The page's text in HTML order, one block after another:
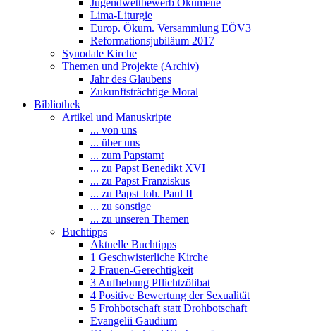
Jugendwettbewerb Ökumene
Lima-Liturgie
Europ. Ökum. Versammlung EÖV3
Reformationsjubiläum 2017
Synodale Kirche
Themen und Projekte (Archiv)
Jahr des Glaubens
Zukunftsträchtige Moral
Bibliothek
Artikel und Manuskripte
... von uns
... über uns
... zum Papstamt
... zu Papst Benedikt XVI
... zu Papst Franziskus
... zu Papst Joh. Paul II
... zu sonstige
... zu unseren Themen
Buchtipps
Aktuelle Buchtipps
1 Geschwisterliche Kirche
2 Frauen-Gerechtigkeit
3 Aufhebung Pflichtzölibat
4 Positive Bewertung der Sexualität
5 Frohbotschaft statt Drohbotschaft
Evangelii Gaudium